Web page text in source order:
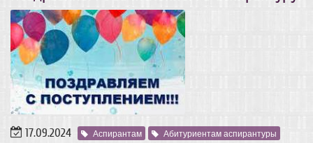
17.09.2024 Аспирантам Абитуриентам аспирантуры